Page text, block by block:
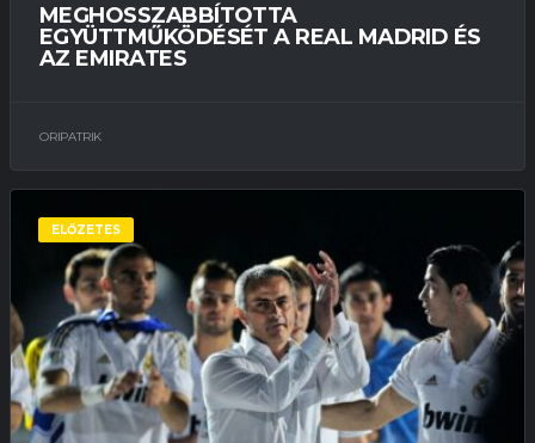
MEGHOSSZABBÍTOTTA
EGYÜTTMŰKÖDÉSÉT A REAL MADRID ÉS
AZ EMIRATES
ORIPATRIK
ELŐZETES